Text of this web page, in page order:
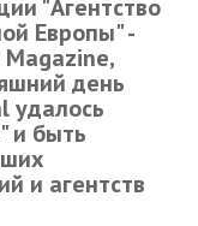
"Агентство
Европы" -
день
удалось
и быть
и агентств